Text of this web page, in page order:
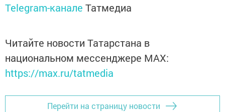
Telegram-канале Татмедиа
Читайте новости Татарстана в
национальном мессенджере MАХ:
https://max.ru/tatmedia
Перейти на страницу новости